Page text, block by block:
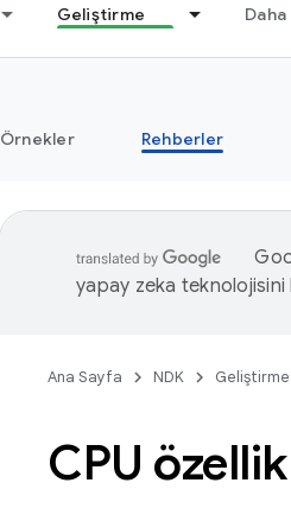
Geliştirme
Örnekler Rehberler
yapay zeka teknolojisini
Ana Sayfa NDK Geliştirme
CPU